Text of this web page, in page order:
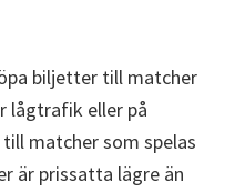
biljetter till matcher
lågtrafik eller på
matcher som spelas
är prissatta lägre än